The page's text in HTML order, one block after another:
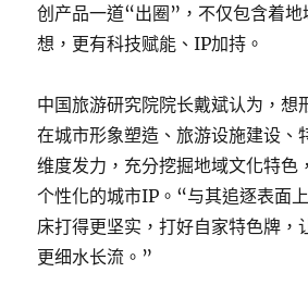
创产品一道“出圈”，不仅包含着地
想，更有科技赋能、IP加持。
中国旅游研究院院长戴斌认为，想
在城市形象塑造、旅游设施建设、
维度发力，充分挖掘地域文化特色
个性化的城市IP。“与其追逐表面
床打得更坚实，打好自家特色牌，
更细水长流。”